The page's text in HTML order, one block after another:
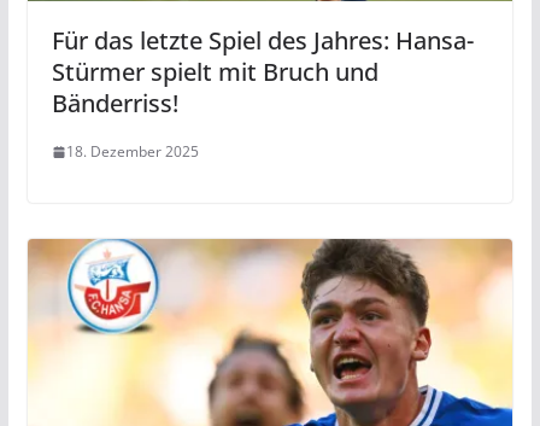
Für das letzte Spiel des Jahres: Hansa-
Stürmer spielt mit Bruch und
Bänderriss!
18. Dezember 2025